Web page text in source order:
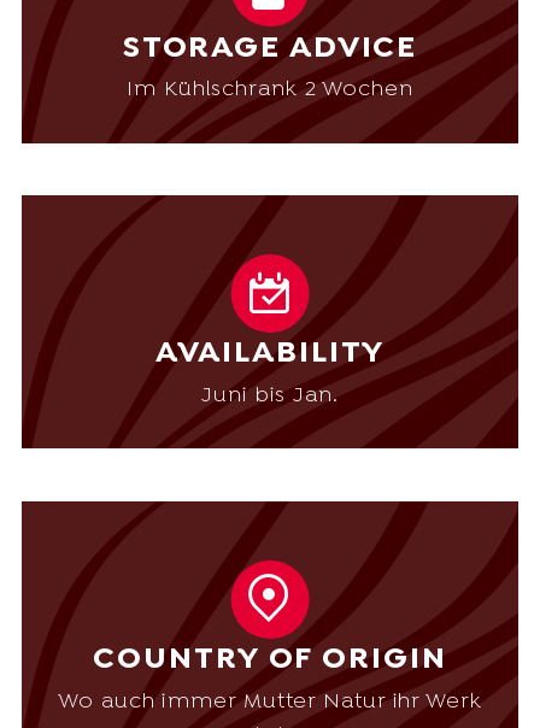
STORAGE ADVICE
Im Kühlschrank 2 Wochen
AVAILABILITY
Juni bis Jan.
COUNTRY OF ORIGIN
Wo auch immer Mutter Natur ihr Werk